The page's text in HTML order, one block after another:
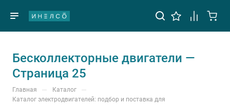
Бесколлекторные двигатели —
Страница 25
Главная — Каталог —
Каталог электродвигателей: подбор и поставка для